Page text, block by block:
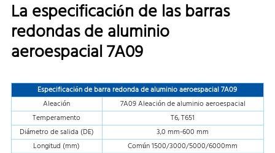
La especificación de las barras
redondas de aluminio
aeroespacial 7A09
Especificación de barra redonda de aluminio aeroespacial 7A09
Aleación
7A09 Aleación de aluminio aeroespacial
Temperamento
T6, T651
Diámetro de salida (DE)
3,0 mm-600 mm
Longitud (mm)
Común 1500/3000/5000/6000mm